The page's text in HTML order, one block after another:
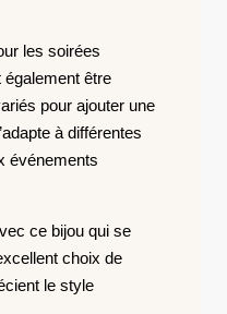
les soirées
également être
pour ajouter une
à différentes
événements
ce bijou qui se
choix de
le style